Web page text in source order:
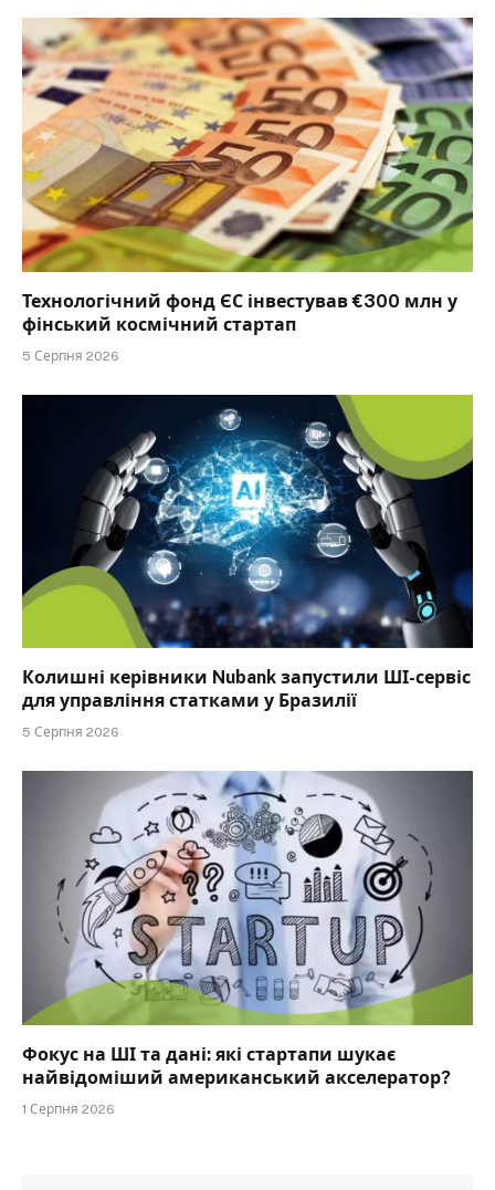
Технологічний фонд ЄС інвестував €300 млн у
фінський космічний стартап
5 Серпня 2026
Колишні керівники Nubank запустили ШІ-сервіс
для управління статками у Бразилії
5 Серпня 2026
Фокус на ШІ та дані: які стартапи шукає
найвідоміший американський акселератор?
1 Серпня 2026